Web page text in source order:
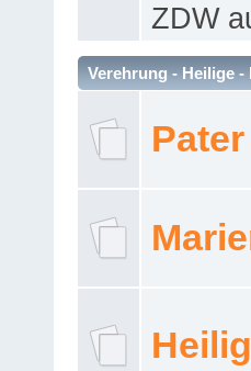
ZDW
Verehrung - Heilige